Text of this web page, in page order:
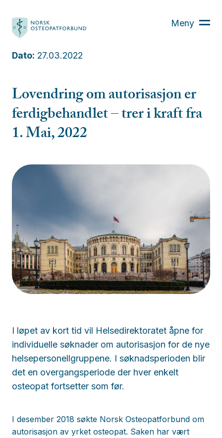
Finn din osteopat
Osteopaten
Aktuelt
Om oss
Bli medlem
For medlemmer
Meny
Dato: 27.03.2022
Lovendring om autorisasjon er
ferdigbehandlet – trer i kraft fra
1. Mai, 2022
I løpet av kort tid vil Helsedirektoratet åpne for
individuelle søknader om autorisasjon for de nye
helsepersonellgruppene. I søknadsperioden blir
det en overgangsperiode der hver enkelt
osteopat fortsetter som før.
I desember 2018 søkte Norsk Osteopatforbund om
autorisasjon av yrket osteopat. Saken har vært